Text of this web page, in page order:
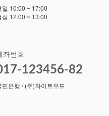
일 10:00 ~ 17:00
심 12:00 ~ 13:00
좌번호
123456-82
민은행 / (주)화이트우드